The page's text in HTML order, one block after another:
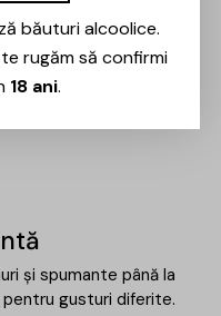
și spumante până la
gusturi diferite.
băuturi alcoolice.
rugăm să confirmi
18 ani.